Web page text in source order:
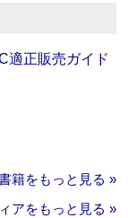
適正販売ガイド
籍をもっと見る »
アをもっと見る »